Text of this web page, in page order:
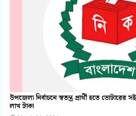
উপজেলা নির্বাচনে স্বতন্ত্র প্রার্থী হতে
লাখ টাকা